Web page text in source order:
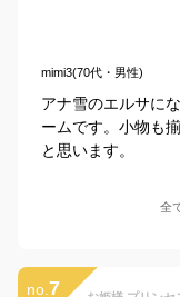
mimi3(70代・男性)
アナ雪のエルサに
ームです。小物も
と思います。
全
no. 7